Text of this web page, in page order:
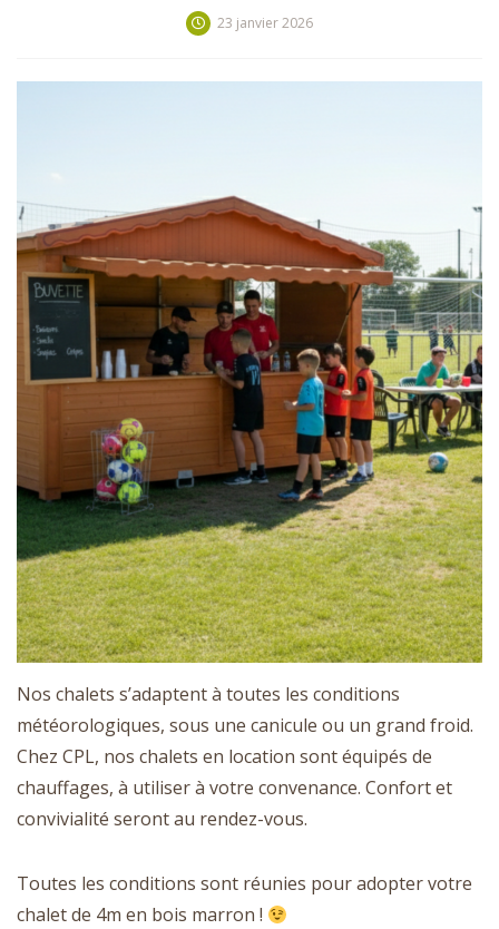
23 janvier 2026
Nos chalets s’adaptent à toutes les conditions
météorologiques, sous une canicule ou un grand froid.
Chez CPL, nos chalets en location sont équipés de
chauffages, à utiliser à votre convenance. Confort et
convivialité seront au rendez-vous.
Toutes les conditions sont réunies pour adopter votre
chalet de 4m en bois marron !